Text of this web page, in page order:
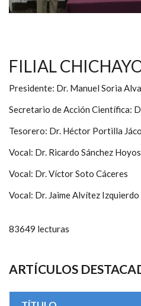
FILIAL
Presidente: Dr. Manuel Soria
Secretario de Acción Científica:
Tesorero: Dr. Héctor Portilla
Vocal: Dr. Ricardo Sánchez Hoyos
Vocal: Dr. Víctor Soto Cáceres
Vocal: Dr. Jaime Alvítez Izquierdo
83649 lecturas
ARTÍCULOS